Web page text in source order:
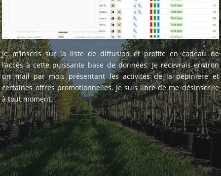
Je m’inscris sur la liste de diffusion et profite en cadeau de
l’accès à cette puissante base de données. Je recevrais environ
un mail par mois présentant les activités de la pépinière et
certaines offres promotionnelles. Je suis libre de me désinscrire
à tout moment.